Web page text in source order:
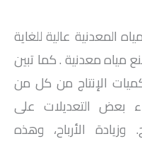
المعدنية عالية للغاية
معدنية . كما تبين
الإنتاج من كل من
بعض التعديلات على
وزيادة الأرباح، وهذه